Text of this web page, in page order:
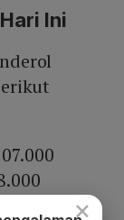
Ini
×